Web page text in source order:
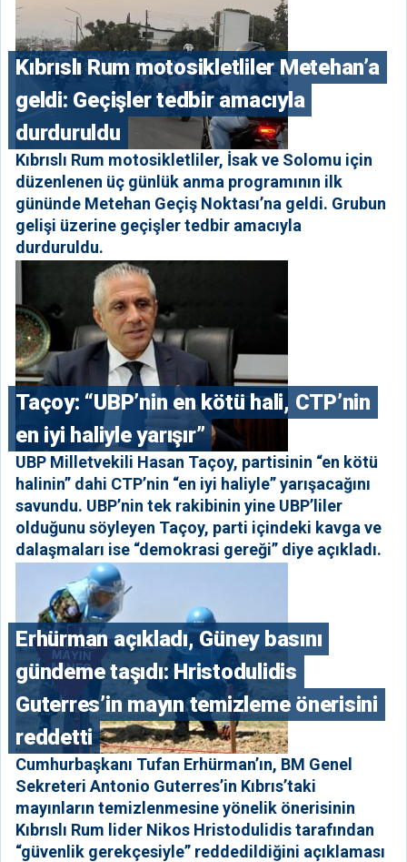
Kıbrıslı Rum motosikletliler Metehan’a
geldi: Geçişler tedbir amacıyla
durduruldu
Kıbrıslı Rum motosikletliler, İsak ve Solomu için
düzenlenen üç günlük anma programının ilk
gününde Metehan Geçiş Noktası’na geldi. Grubun
gelişi üzerine geçişler tedbir amacıyla
durduruldu.
Taçoy: “UBP’nin en kötü hali, CTP’nin
en iyi haliyle yarışır”
UBP Milletvekili Hasan Taçoy, partisinin “en kötü
halinin” dahi CTP’nin “en iyi haliyle” yarışacağını
savundu. UBP’nin tek rakibinin yine UBP’liler
olduğunu söyleyen Taçoy, parti içindeki kavga ve
dalaşmaları ise “demokrasi gereği” diye açıkladı.
Erhürman açıkladı, Güney basını
gündeme taşıdı: Hristodulidis
Guterres’in mayın temizleme önerisini
reddetti
Cumhurbaşkanı Tufan Erhürman’ın, BM Genel
Sekreteri Antonio Guterres’in Kıbrıs’taki
mayınların temizlenmesine yönelik önerisinin
Kıbrıslı Rum lider Nikos Hristodulidis tarafından
“güvenlik gerekçesiyle” reddedildiğini açıklaması